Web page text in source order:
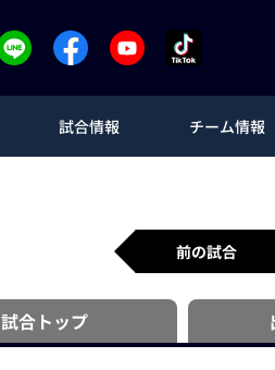
試合情報 チーム情報
前の試合
試合トップ